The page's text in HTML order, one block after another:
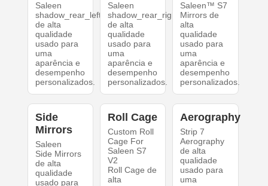
Saleen
shadow_rear_left
de alta
qualidade
usado para
uma
aparência e
desempenho
personalizados.
Saleen
shadow_rear_right
de alta
qualidade
usado para
uma
aparência e
desempenho
personalizados.
Saleen™ S7
Mirrors de
alta
qualidade
usado para
uma
aparência e
desempenho
personalizados.
Side
Mirrors
Saleen
Side Mirrors
de alta
qualidade
usado para
Roll Cage
Custom Roll
Cage For
Saleen S7
V2
Roll Cage de
alta
Aerography
Strip 7
Aerography
de alta
qualidade
usado para
uma